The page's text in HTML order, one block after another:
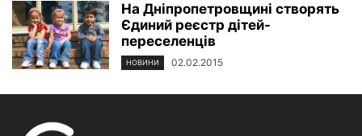
На Дніпропетровщині створять
Єдиний реєстр дітей-
переселенців
НОВИНИ 02.02.2015